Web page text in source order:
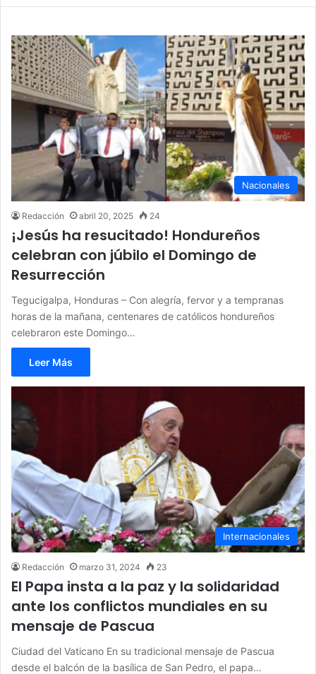
Nacionales
Redacción abril 20, 2025 24
¡Jesús ha resucitado! Hondureños
celebran con júbilo el Domingo de
Resurrección
Tegucigalpa, Honduras – Con alegría, fervor y a tempranas
horas de la mañana, centenares de católicos hondureños
celebraron este Domingo…
Leer Más
Internacionales
Redacción marzo 31, 2024 23
El Papa insta a la paz y la solidaridad
ante los conflictos mundiales en su
mensaje de Pascua
Ciudad del Vaticano En su tradicional mensaje de Pascua
desde el balcón de la basílica de San Pedro, el papa…